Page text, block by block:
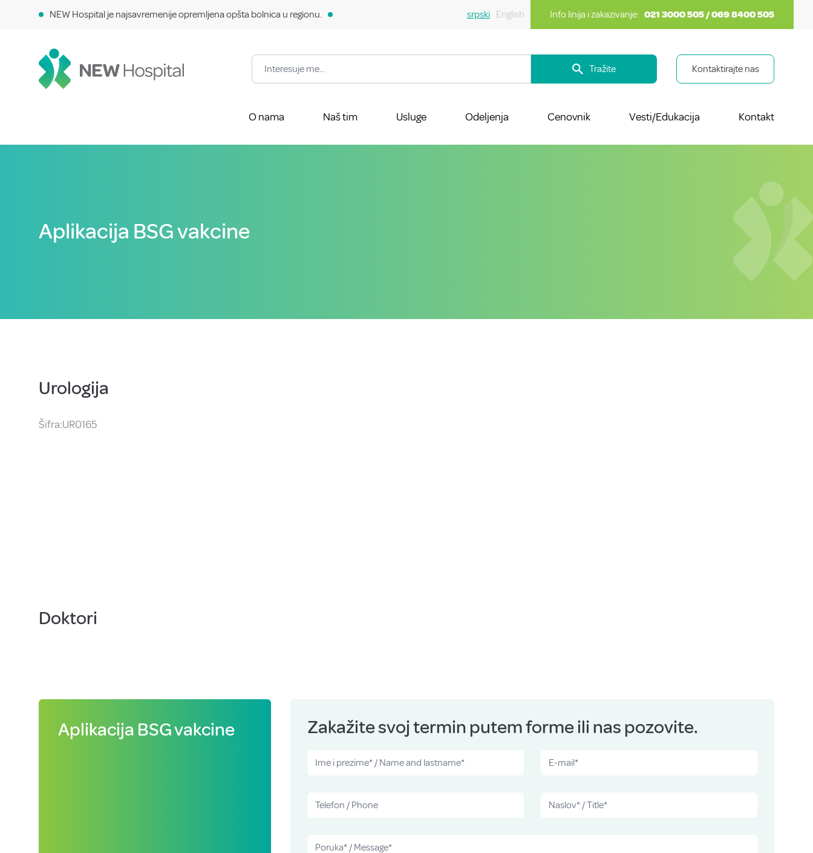
NEW Hospital je najsavremenije opremljena opšta bolnica u regionu. srpski English Info linija i zakazivanje: 021 3000 505 / 069 8400 505
Tražite Kontaktirajte nas
O nama Naš tim Usluge Odeljenja Cenovnik Vesti/Edukacija Kontakt
Aplikacija BSG vakcine
Urologija
Šifra:UR0165
Doktori
Aplikacija BSG vakcine Zakažite svoj termin putem forme ili nas pozovite.